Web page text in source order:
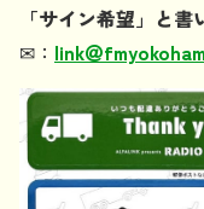
「サイン希望」と
✉ ： link＠